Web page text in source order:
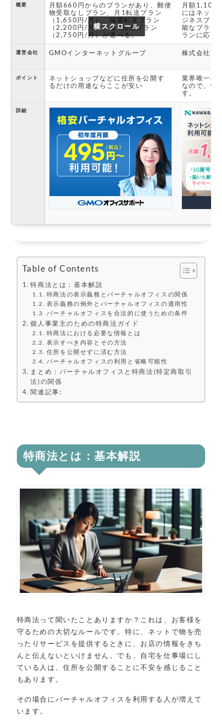
概要
月額660円からのプランがあり、郵便
物受取なしプラン、月1転送プラン
（1,650円/月）、隔週転送プラン
（2,200円/月）、週1転送プラン
（2,750円/月）が選べる。
月額1,100
にはネット
ジネスプラ
能なプラン
ランに応じ
運営会社 GMOインターネットグループ 株式会社
ポイント
ネットショップなどに住所を公開す
るだけの用途ならここが安い
業界唯一の
なので、情
す。
詳細
横スクロール
横スクロール
Table of Contents
特商法とは：基本解説
特商法の表示義務とバーチャルオフィスの関係
表示義務の例外とバーチャルオフィスの適用性
バーチャルオフィスを合法的に使うための条件
個人事業主のための特商法ガイド
特商法における必要な情報とは
表示すべき内容とその方法
住所を公開せずに済む方法
バーチャルオフィスの利用と省略可能性
まとめ：バーチャルオフィスと特商法(特定商取引
法)の関係
関連記事:
特商法とは：基本解説
特商法って聞いたことありますか？これは、お客様を
守るための大切なルールです。特に、ネットで物を売
ったりサービスを提供するときに、お店の情報をきち
んと伝えないといけません。でも、自宅を仕事場にし
ている人は、住所を公開することに不安を感じること
もあります。
その場合にバーチャルオフィスを利用する人が増えて
います。